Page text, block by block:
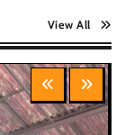
View All